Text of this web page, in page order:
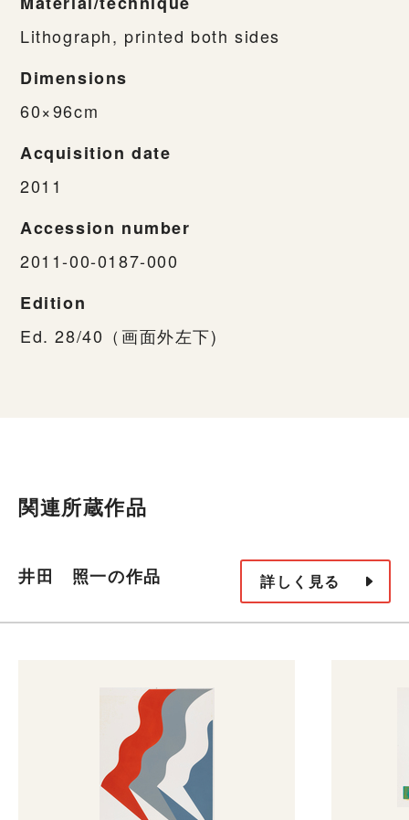
Lithograph, printed both sides
Dimensions
60×96cm
Acquisition date
2011
Accession number
2011-00-0187-000
Edition
Ed. 28/40（画面外左下)
関連所蔵作品
井田 照一の作品 詳しく見る